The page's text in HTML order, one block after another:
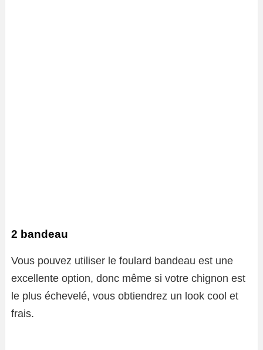
2 bandeau
Vous pouvez utiliser le foulard bandeau est une
excellente option, donc même si votre chignon est
le plus échevelé, vous obtiendrez un look cool et
frais.